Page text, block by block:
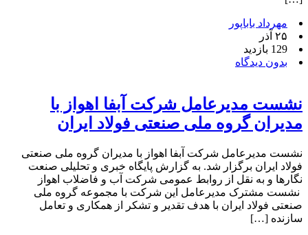
مهرداد باباپور
۲۵ آذر
129 بازدید
بدون دیدگاه
نشست مدیرعامل شرکت آبفا اهواز با
مدیران گروه ملی صنعتی فولاد ایران
نشست مدیرعامل شرکت آبفا اهواز با مدیران گروه ملی صنعتی
فولاد ایران برگزار شد. به گزارش پایگاه خبری و تحلیلی صنعت
نگارها و به نقل از روابط عمومی شرکت آب و فاضلاب اهواز
نشست مشترک مدیرعامل این شرکت با مجموعه گروه ملی
صنعتی فولاد ایران با هدف تقدیر و تشکر از همکاری و تعامل
سازنده […]